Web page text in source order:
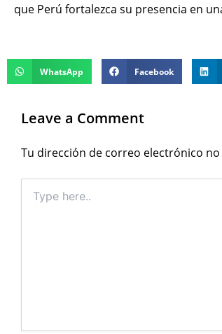
que Perú fortalezca su presencia en
WhatsApp Facebook
Leave a Comment
Tu dirección de correo electrónico
here..